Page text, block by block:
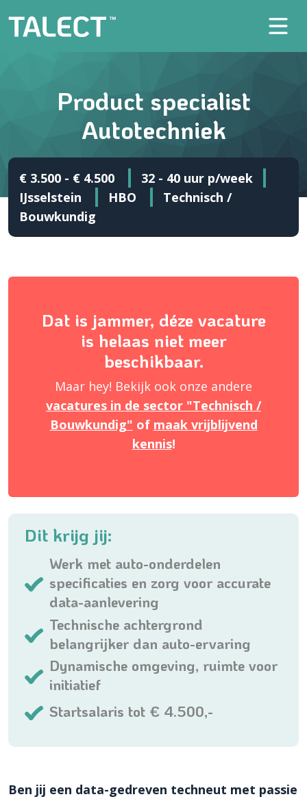
Product specialist
Autotechniek
€ 3.500 - € 4.500
32 - 40 uur p/week
IJsselstein
HBO
Technisch /
Bouwkundig
Dat is jammer, déze vacature
is helaas niet meer
beschikbaar.
Maar hey! Bekijk ook onze andere
vacatures in de sector "Technisch /
Bouwkundig" of maak vrijblijvend
kennis!
Dit krijg jij:
Werk met auto-onderdelen
specificaties en zorg voor accurate
data-aanlevering
Technische achtergrond
belangrijker dan auto-ervaring
Dynamische omgeving, ruimte voor
initiatief
Startsalaris tot € 4.500,-
Ben jij een data-gedreven techneut met passie